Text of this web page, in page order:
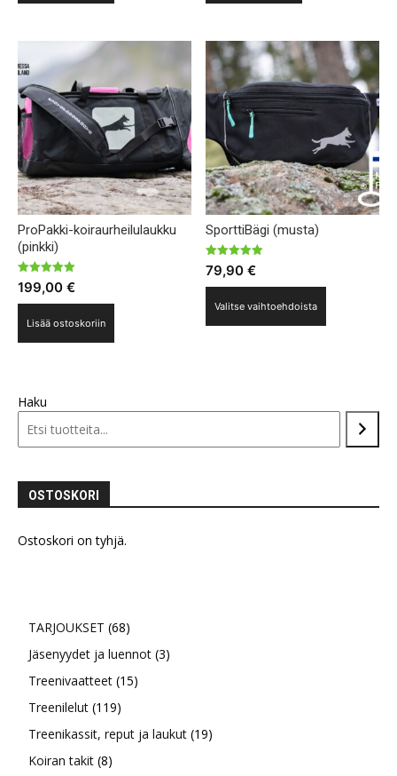
ProPakki-koiraurheilulaukku
(pinkki)
Arvostelu
tuotteesta:
5.00
199,00 €
Lisää ostoskoriin
SporttiBägi (musta)
Arvostelu
tuotteesta:
5.00
79,90€
Valitse vaihtoehdoista
tehdä
valinnat
Haku
OSTOSKORI
Ostoskori on tyhjä.
TARJOUKSET 6868
tuotetta
Jäsenyydet ja luennot 33
Treenivaatteet 1515
Treenilelut 119119
tuotetta
Treenikassit, reput ja laukut 1919
Koiran takit 88